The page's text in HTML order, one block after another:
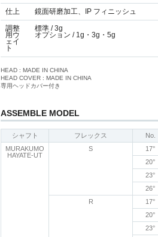
仕上
鏡面研磨加工、IP フィニッシュ
調整
用ウ
ェイ
ト
標準 / 3g
オプション / 1g・3g・5g
HEAD : MADE IN CHINA
HEAD COVER : MADE IN CHINA
専用ヘッドカバー付き
ASSEMBLE MODEL
シャフト フレックス No.
MURAKUMO
HAYATE-UT
S 17°
20°
23°
26°
R
17°
20°
23°